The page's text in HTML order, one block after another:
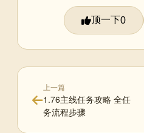
顶一下0
上一篇
1.76主线任务攻略 全任
务流程步骤